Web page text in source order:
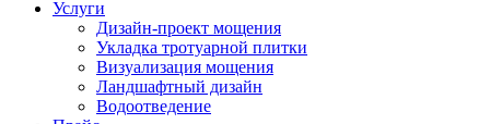
Услуги
Дизайн-проект мощения
Укладка тротуарной плитки
Визуализация мощения
Ландшафтный дизайн
Водоотведение